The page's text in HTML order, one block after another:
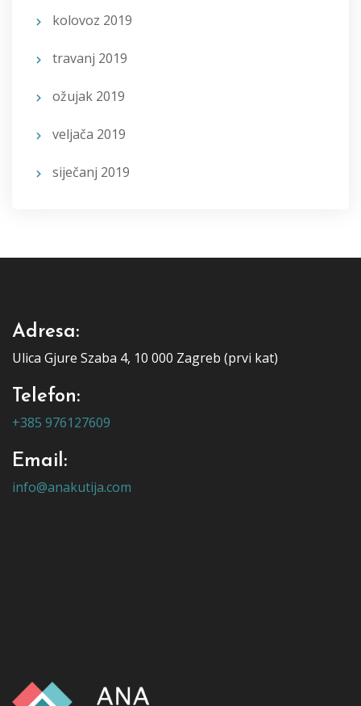
kolovoz 2019
travanj 2019
ožujak 2019
veljača 2019
siječanj 2019
Adresa:
Ulica Gjure Szaba 4, 10 000 Zagreb (prvi kat)
Telefon:
+385 976127609
Email:
info@anakutija.com